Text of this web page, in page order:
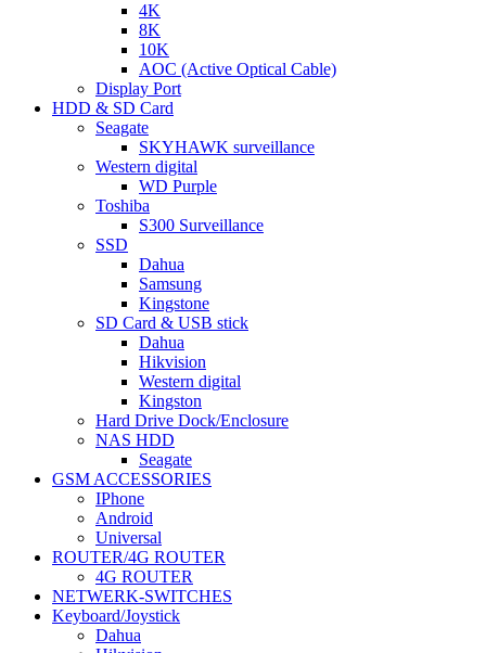
4K
8K
10K
AOC (Active Optical Cable)
Display Port
HDD & SD Card
Seagate
SKYHAWK surveillance
Western digital
WD Purple
Toshiba
S300 Surveillance
SSD
Dahua
Samsung
Kingstone
SD Card & USB stick
Dahua
Hikvision
Western digital
Kingston
Hard Drive Dock/Enclosure
NAS HDD
Seagate
GSM ACCESSORIES
IPhone
Android
Universal
ROUTER/4G ROUTER
4G ROUTER
NETWERK-SWITCHES
Keyboard/Joystick
Dahua